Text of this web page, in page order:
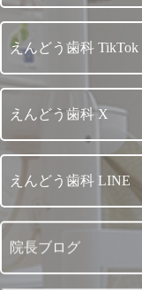
えんどう歯科 TikTok
えんどう歯科 X
えんどう歯科 LINE
院長ブログ